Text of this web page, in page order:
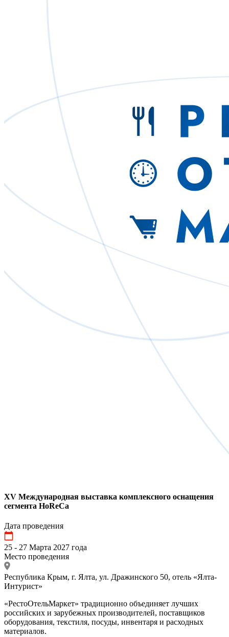
XV Международная выставка комплексного оснащения
сегмента HoReCa
Дата проведения
25 - 27 Марта 2027 года
Место проведения
Республика Крым, г. Ялта, ул. Дражинского 50, отель «Ялта-
Интурист»
«РестоОтельМаркет» традиционно объединяет лучших
российских и зарубежных производителей, поставщиков
оборудования, текстиля, посуды, инвентаря и расходных
материалов.